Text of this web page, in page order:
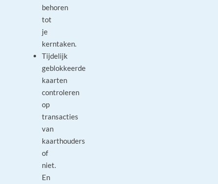
behoren
tot
je
kerntaken.
Tijdelijk
geblokkeerde
kaarten
controleren
op
transacties
van
kaarthouders
of
niet.
En